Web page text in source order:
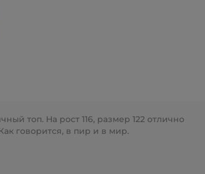
топ. На рост 116, размер 122 отлично
говорится, в пир и в мир.